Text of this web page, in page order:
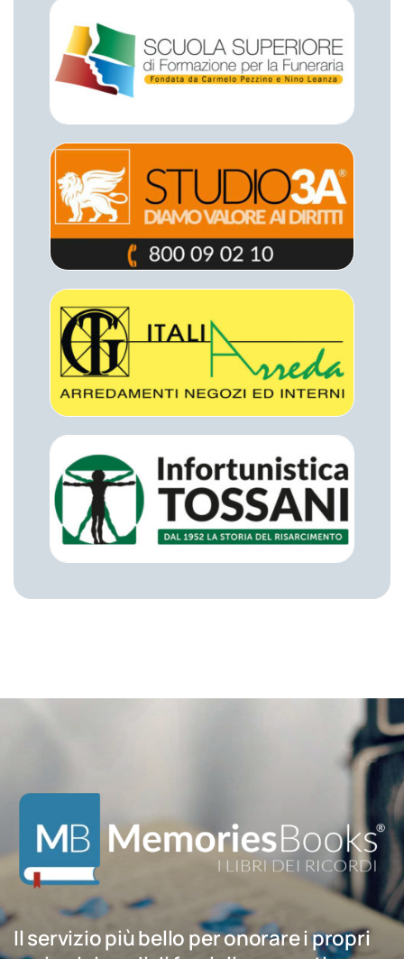
Il servizio più bello per onorare i propri